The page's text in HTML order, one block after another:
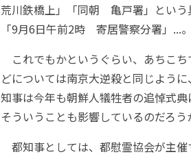
荒川鉄橋上」「同朝 亀戸署」という
「9月6日午前2時 寄居警察分署」...。
これでもかというぐらい、あちこ
どについては南京大逆殺と同じよう
知事は今年も朝鮮人犠牲者の追悼式
そういうことも影響しているのだろう
都知事としては、都慰霊協会が主